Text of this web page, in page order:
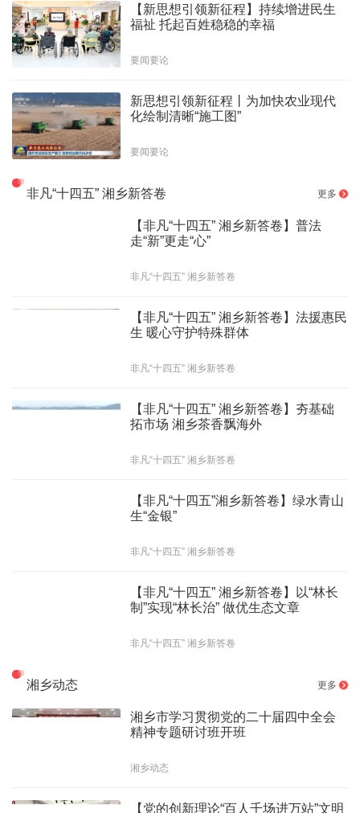
【新思想引领新征程】持续增进民生
福祉 托起百姓稳稳的幸福
要闻要论
新思想引领新征程丨为加快农业现代
化绘制清晰“施工图”
要闻要论
非凡“十四五” 湘乡新答卷 更多
【非凡“十四五” 湘乡新答卷】普法
走“新”更走“心”
非凡“十四五” 湘乡新答卷
【非凡“十四五” 湘乡新答卷】法援惠民
生 暖心守护特殊群体
非凡“十四五” 湘乡新答卷
【非凡“十四五” 湘乡新答卷】夯基础
拓市场 湘乡茶香飘海外
非凡“十四五” 湘乡新答卷
【非凡“十四五”湘乡新答卷】绿水青山
生“金银”
非凡“十四五” 湘乡新答卷
【非凡“十四五” 湘乡新答卷】以“林长
制”实现“林长治” 做优生态文章
非凡“十四五” 湘乡新答卷
湘乡动态 更多
湘乡市学习贯彻党的二十届四中全会
精神专题研讨班开班
湘乡动态
【党的创新理论“百人千场进万站”文明